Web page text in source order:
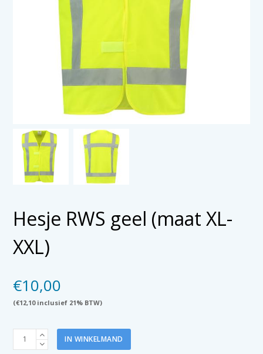
Hesje RWS geel (maat XL-
XXL)
€10,00
(€12,10inclusief 21% BTW)
Hesje
RWS
IN WINKELMAND